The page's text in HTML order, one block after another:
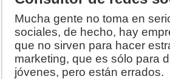
Mucha gente no toma en
sociales, de hecho, hay
que no sirven para hacer
marketing, que es sólo para
jóvenes, pero están errados.